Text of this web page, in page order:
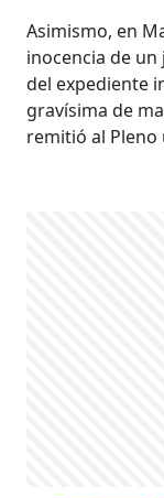
Asimismo, en
inocencia de
del expediente
gravísima de
remitió al